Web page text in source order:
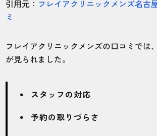
引用元： フレイアクリニックメンズ名古
ミ
フレイアクリニックメンズの口コミでは
が見られました。
スタッフの対応
予約の取りづらさ